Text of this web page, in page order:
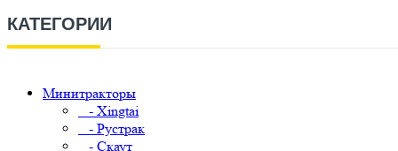
КАТЕГОРИИ
Минитракторы
- Xingtai
- Рустрак
- Скаут